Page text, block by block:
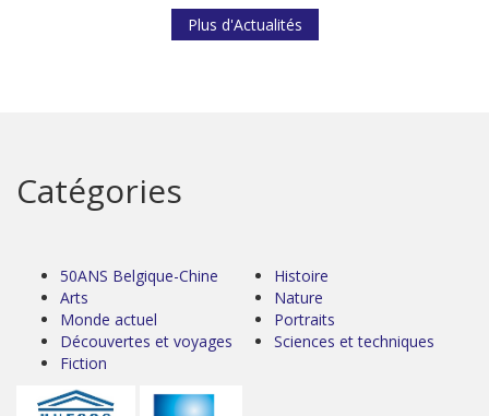
Plus d'Actualités
Catégories
50ANS Belgique-Chine
Arts
Monde actuel
Découvertes et voyages
Fiction
Histoire
Nature
Portraits
Sciences et techniques